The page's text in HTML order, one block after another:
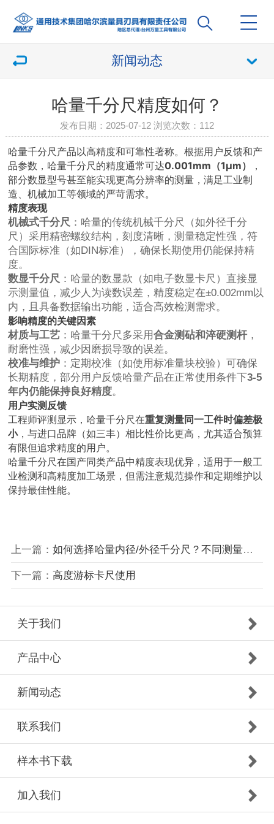
新闻动态
哈量千分尺精度如何？
发布日期：2025-07-12 浏览次数： 112
哈量千分尺产品以高精度和可靠性著称。根据用户反馈和产
品参数，哈量千分尺的精度通常可达0.001mm（1μm）
，
部分数显型号甚至能实现更高分辨率的测量，满足工业制
造、机械加工等领域的严苛需求。
精度表现
机械式千分尺 ：哈量的传统机械千分尺（如外径千分
尺）采用精密螺纹结构，刻度清晰，测量稳定性强，符
合国际标准（如DIN标准），确保长期使用仍能保持精
度。
数显千分尺 ：哈量的数显款（如电子数显卡尺）直接显
示测量值，减少人为读数误差，精度稳定在±0.002mm以
内，且具备数据输出功能，适合高效检测需求。
影响精度的关键因素
材质与工艺 ：哈量千分尺多采用合金测砧和淬硬测杆，
耐磨性强，减少因磨损导致的误差。
校准与维护 ：定期校准（如使用标准量块校验）可确保
长期精度，部分用户反馈哈量产品在正常使用条件下3-5
年内仍能保持良好精度。
用户实测反馈
工程师评测显示，哈量千分尺在重复测量同一工件时偏差极
小，与进口品牌（如三丰）相比性价比更高，尤其适合预算
有限但追求精度的用户。
哈量千分尺在国产同类产品中精度表现优异，适用于一般工
业检测和高精度加工场景，但需注意规范操作和定期维护以
保持最佳性能。
上一篇： 如何选择哈量内径/外径千分尺？不同测量场景推荐
下一篇： 高度游标卡尺使用
关于我们
产品中心
新闻动态
联系我们
样本书下载
加入我们